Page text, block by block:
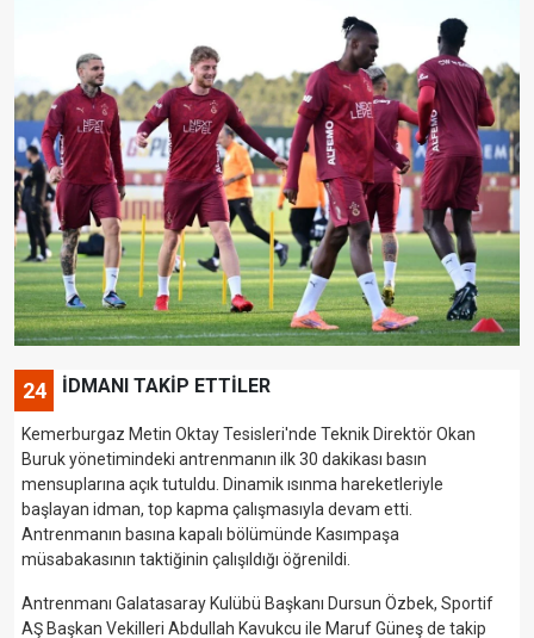
24 İDMANI TAKİP ETTİLER
Kemerburgaz Metin Oktay Tesisleri'nde Teknik Direktör Okan
Buruk yönetimindeki antrenmanın ilk 30 dakikası basın
mensuplarına açık tutuldu. Dinamik ısınma hareketleriyle
başlayan idman, top kapma çalışmasıyla devam etti.
Antrenmanın basına kapalı bölümünde Kasımpaşa
müsabakasının taktiğinin çalışıldığı öğrenildi.
Antrenmanı Galatasaray Kulübü Başkanı Dursun Özbek, Sportif
AŞ Başkan Vekilleri Abdullah Kavukcu ile Maruf Güneş de takip